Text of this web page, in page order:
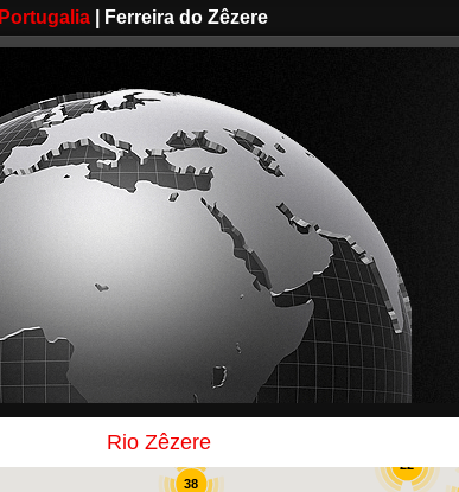
Portugalia| Ferreira do Zêzere
Rio Zêzere
38
22